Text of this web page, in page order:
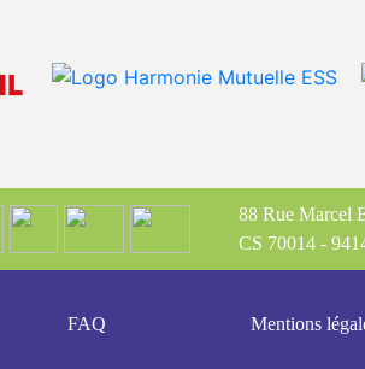
88 Rue Marcel
CS 70014 -
FAQ Mentions